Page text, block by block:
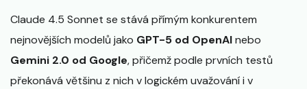
Claude 4.5 Sonnet se stává přímým konkurentem
nejnovějších modelů jako GPT-5 od OpenAInebo
Gemini 2.0 od Google, přičemž podle prvních testů
překonává většinu z nich v logickém uvažování i v